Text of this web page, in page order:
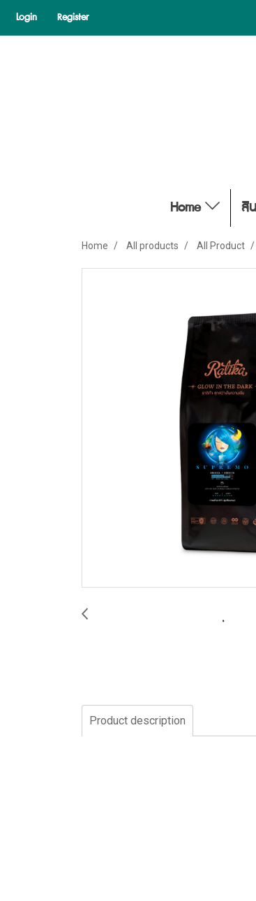
Login Register
Home สิ
Home All products All Product
Product description